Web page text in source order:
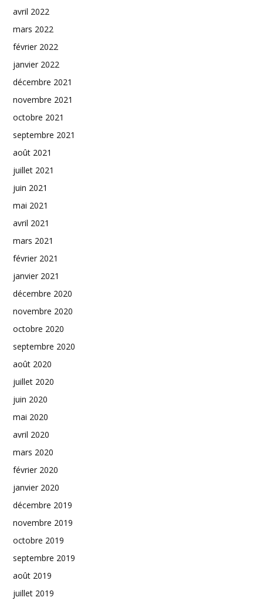
avril 2022
mars 2022
février 2022
janvier 2022
décembre 2021
novembre 2021
octobre 2021
septembre 2021
août 2021
juillet 2021
juin 2021
mai 2021
avril 2021
mars 2021
février 2021
janvier 2021
décembre 2020
novembre 2020
octobre 2020
septembre 2020
août 2020
juillet 2020
juin 2020
mai 2020
avril 2020
mars 2020
février 2020
janvier 2020
décembre 2019
novembre 2019
octobre 2019
septembre 2019
août 2019
juillet 2019